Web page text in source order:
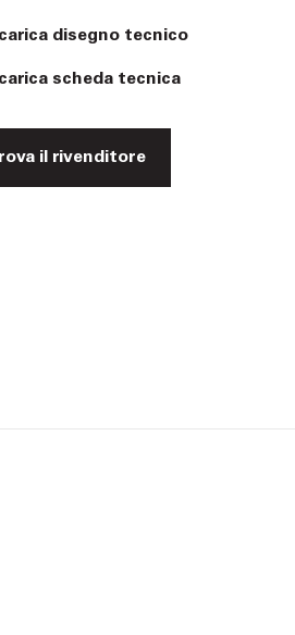
disegno tecnico
scheda tecnica
il rivenditore